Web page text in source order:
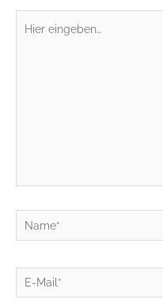
eingeben…
Name*
E-
Mail*